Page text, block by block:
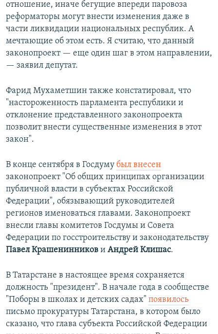
отношение, иначе бегущие впереди паровоза
реформаторы могут внести изменения даже в
части ликвидации национальных республик. А
мечтающие об этом есть. Я считаю, что данный
законопроект — еще один шаг в этом направлении,
— заявил депутат.
Фарид Мухаметшин также констатировал, что
"настороженность парламента республики и
отклонение представленного законопроекта
позволит внести существенные изменения в этот
закон".
В конце сентября в Госдуму был внесен
законопроект "Об общих принципах организации
публичной власти в субъектах Российской
Федерации", обязывающий руководителей
регионов именоваться главами. Законопроект
внесли главы комитетов Госдумы и Совета
Федерации по госстроительству и законодательству
Павел Крашенинников и Андрей Клишас.
В Татарстане в настоящее время сохраняется
должность "президент". В начале года в сообществе
"Поборы в школах и детских садах" появилось
письмо прокуратуры Татарстана, в котором было
сказано, что глава субъекта Российской Федерации